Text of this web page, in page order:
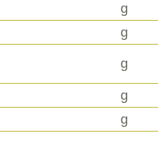
g
g
g
g
g